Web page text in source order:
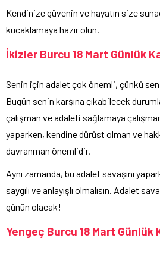
Kendinize güvenin ve hayatın size
kucaklamaya hazır olun.
İkizler Burcu 18 Mart Günlük
Senin için adalet çok önemli, çünkü sen
Bugün senin karşına çıkabilecek
çalışman ve adaleti sağlamaya
yaparken, kendine dürüst olman ve
davranman önemlidir.
Aynı zamanda, bu adalet savaşını
saygılı ve anlayışlı olmalısın. Adalet
günün olacak!
Yengeç Burcu 18 Mart Günlük